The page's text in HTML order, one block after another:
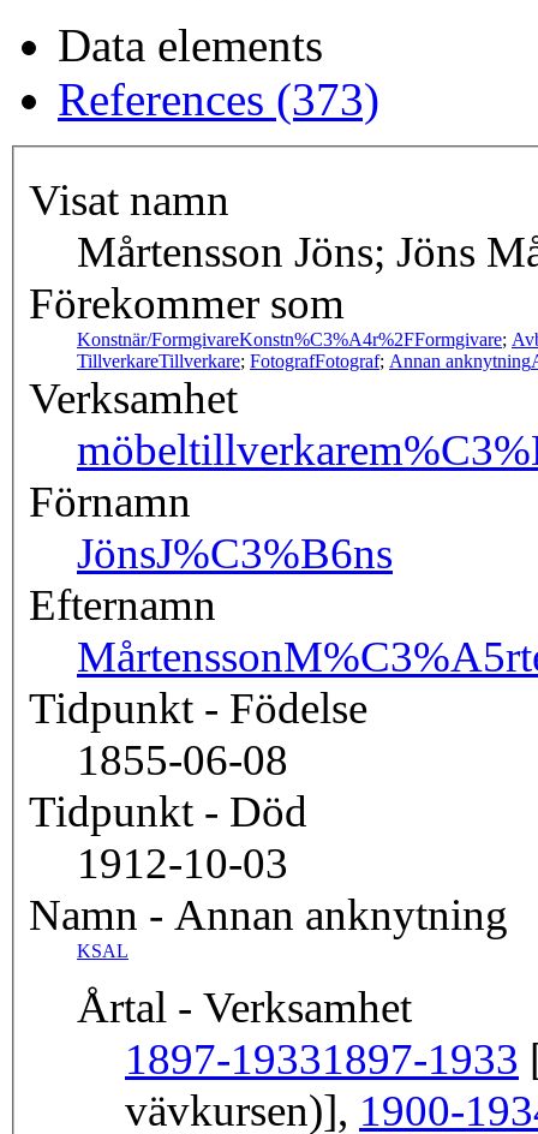
Data elements
References (373)
Visat namn
Mårtensson Jöns; Jöns
Förekommer som
Konstnär/FormgivareKonstn%C3%A4r%2FFormgivare;
TillverkareTillverkare; FotografFotograf; Annan anknytning
Verksamhet
möbeltillverkare
Förnamn
JönsJ%C3%B6ns
Efternamn
Mårtensson
Tidpunkt - Födelse
1855-06-08
Tidpunkt - Död
1912-10-03
Namn - Annan anknytning
KSAL
Årtal - Verksamhet
1897-19331897-1933
vävkursen)], 1900-